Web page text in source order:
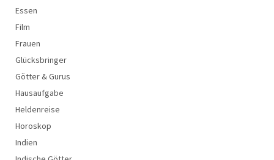
Essen
Film
Frauen
Glücksbringer
Götter & Gurus
Hausaufgabe
Heldenreise
Horoskop
Indien